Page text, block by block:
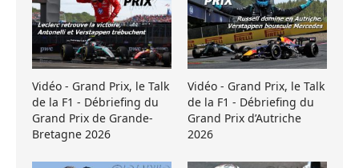
Vidéo - Grand Prix, le Talk
de la F1 - Débriefing du
Grand Prix de Grande-
Bretagne 2026
Vidéo - Grand Prix, le Talk
de la F1 - Débriefing du
Grand Prix d’Autriche
2026